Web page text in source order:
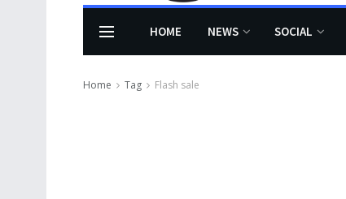
HOME NEWS SOCIAL
Home Tag Flash sale